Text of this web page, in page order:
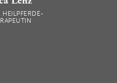
HEILPFERDE-